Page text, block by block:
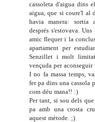
cassoleta d'aigua dins
aigua, que si coure'l al
havia manera: sortia
després s'estovava.
amic flequer i la
apartament per
Senzillet i molt
vençuda per aconseguir
I no fa massa temps,
fer pa dins unacassola
com déu mana!! :)
Per tant, si sou dels
pa amb una crosta
aquest mètode. ;)